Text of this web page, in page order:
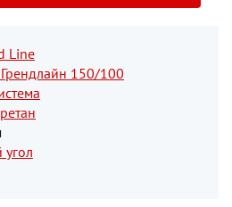
Line
150/100